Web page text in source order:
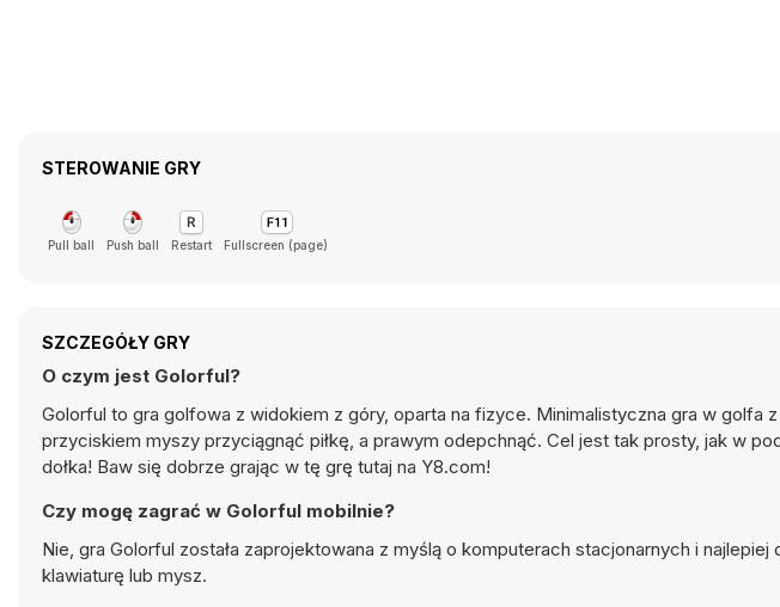
STEROWANIE GRY
Pull ball Push ball Restart Fullscreen (page)
SZCZEGÓŁY GRY
O czym jest Golorful?
Golorful to gra golfowa z widokiem z góry, oparta na fizyce. Minimalistyczna gra w golfa
przyciskiem myszy przyciągnąć piłkę, a prawym odepchnąć. Cel jest tak prosty, jak w
dołka! Baw się dobrze grając w tę grę tutaj na Y8.com!
Czy mogę zagrać w Golorful mobilnie?
Nie, gra Golorful została zaprojektowana z myślą o komputerach stacjonarnych i
klawiaturę lub mysz.